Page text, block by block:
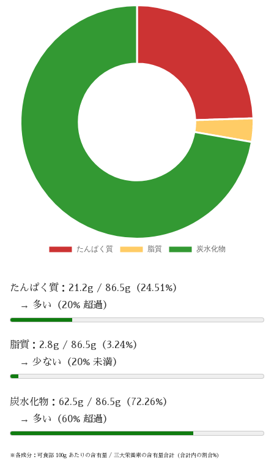
たんぱく質：21.2g / 86.5g（24.51%）
→ 多い（20% 超過）
脂質：2.8g / 86.5g（3.24%）
→ 少ない（20% 未満）
炭水化物：62.5g / 86.5g（72.26%）
→ 多い（60% 超過）
※各成分：可食部 100g あたりの含有量 / 三大栄養素の含有量合計（合計内の割合%）